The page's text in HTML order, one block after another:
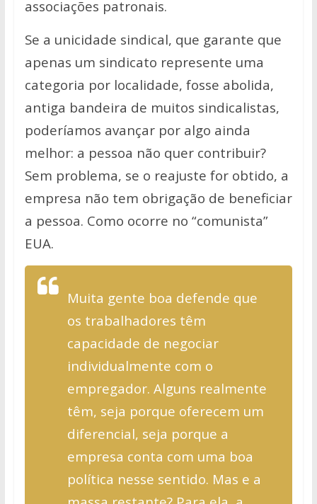
associações patronais.
Se a unicidade sindical, que garante que
apenas um sindicato represente uma
categoria por localidade, fosse abolida,
antiga bandeira de muitos sindicalistas,
poderíamos avançar por algo ainda
melhor: a pessoa não quer contribuir?
Sem problema, se o reajuste for obtido, a
empresa não tem obrigação de beneficiar
a pessoa. Como ocorre no “comunista”
EUA.
Muita gente boa defende que
os trabalhadores têm
capacidade de negociar
individualmente com o
empregador. Alguns realmente
têm, seja porque oferecem um
diferencial, seja porque a
empresa conta com uma boa
política nesse sentido. Mas e a